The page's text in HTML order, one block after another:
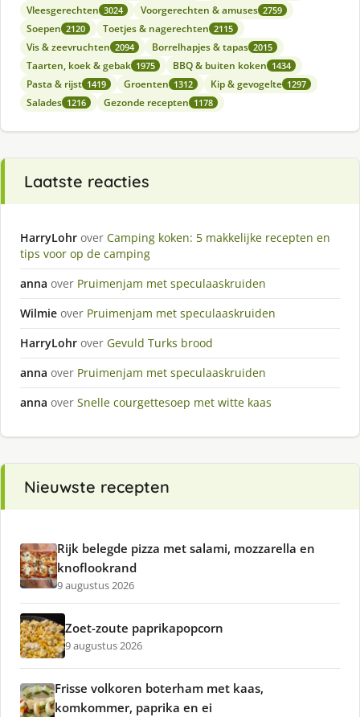
Vleesgerechten 3024 Voorgerechten & amuses 2759
Soepen 2120 Toetjes & nagerechten 2115
Vis & zeevruchten 2094 Borrelhapjes & tapas 2015
Taarten, koek & gebak 1975 BBQ & buiten koken 1434
Pasta & rijst 1419 Groenten 1312 Kip & gevogelte 1297
Salades 1216 Gezonde recepten 1178
Laatste reacties
HarryLohr over Camping koken: 5 makkelijke recepten en
tips voor op de camping
anna over Pruimenjam met speculaaskruiden
Wilmie over Pruimenjam met speculaaskruiden
HarryLohr over Gevuld Turks brood
anna over Pruimenjam met speculaaskruiden
anna over Snelle courgettesoep met witte kaas
Nieuwste recepten
Rijk belegde pizza met salami, mozzarella en
knoflookrand
9 augustus 2026
Zoet-zoute paprikapopcorn
9 augustus 2026
Frisse volkoren boterham met kaas,
komkommer, paprika en ei